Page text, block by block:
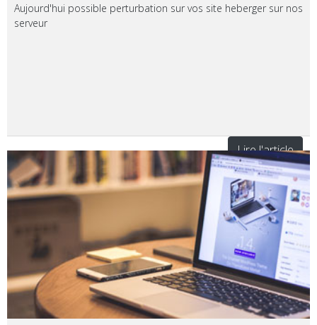
Aujourd'hui possible perturbation sur vos site heberger sur nos
serveur
Lire l'article